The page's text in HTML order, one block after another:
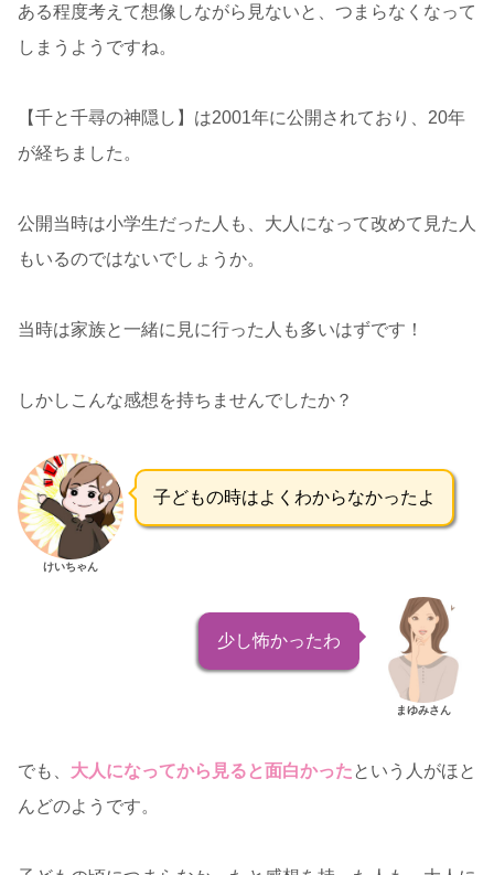
ある程度考えて想像しながら見ないと、つまらなくなって
しまうようですね。
【千と千尋の神隠し】は2001年に公開されており、20年
が経ちました。
公開当時は小学生だった人も、大人になって改めて見た人
もいるのではないでしょうか。
当時は家族と一緒に見に行った人も多いはずです！
しかしこんな感想を持ちませんでしたか？
けいちゃん
子どもの時はよくわからなかったよ
少し怖かったわ
まゆみさん
でも、 大人になってから見ると面白かったという人がほと
んどのようです。